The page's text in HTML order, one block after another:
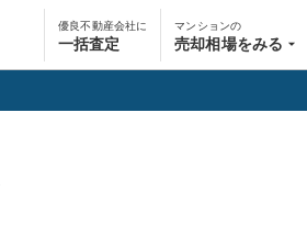
優良不動産会社に
一括査定
マンションの
売却相場をみる